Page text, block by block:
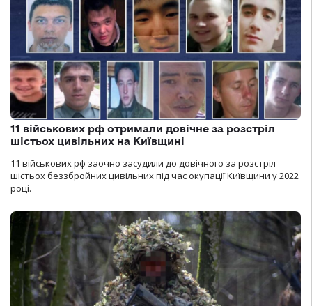
11 військових рф отримали довічне за розстріл
шістьох цивільних на Київщині
11 військових рф заочно засудили до довічного за розстріл
шістьох беззбройних цивільних під час окупації Київщини у 2022
році.